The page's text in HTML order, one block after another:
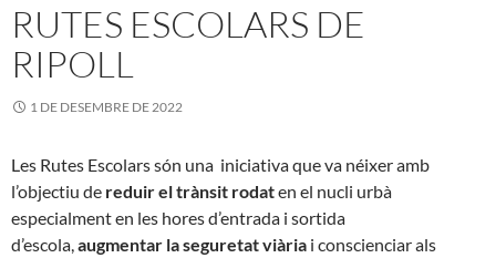
RUTES ESCOLARS DE
RIPOLL
1 DE DESEMBRE DE 2022
Les Rutes Escolars són una iniciativa que va néixer amb
l’objectiu de reduir el trànsit rodaten el nucli urbà
especialment en les hores d’entrada i sortida
d’escola,augmentar la seguretat viària i conscienciar als